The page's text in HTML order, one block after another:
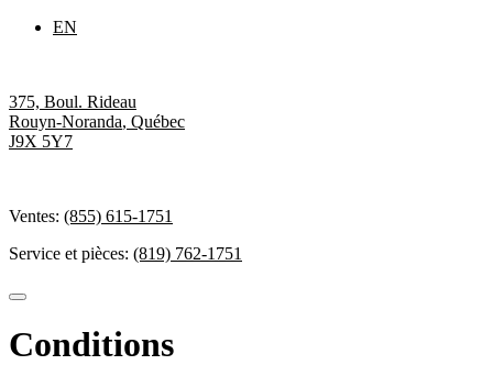
EN
375, Boul. Rideau
Rouyn-Noranda, Québec
J9X 5Y7
Ventes: (855) 615-1751
Service et pièces: (819) 762-1751
Conditions